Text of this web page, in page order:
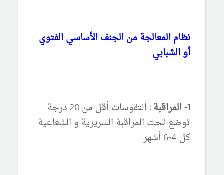
نظام المعالجة من الجنف الأساسي الفتوي
أو الشبابي
1- المراقبة :
التقوسات أقل من 20 درجة
توضع تحت المراقبة السريرية و الشعاعية
كل 4-6 أشهر .